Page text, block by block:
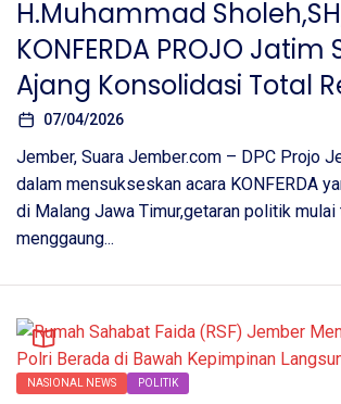
H.Muhammad
KONFERDA PROJO
Ajang Konsolidasi Total
07/04/2026
Jember, Suara Jember.com – DPC Projo
dalam mensukseskan acara KONFERDA
di Malang Jawa Timur,getaran politik
menggaung...
NASIONAL NEWS POLITIK